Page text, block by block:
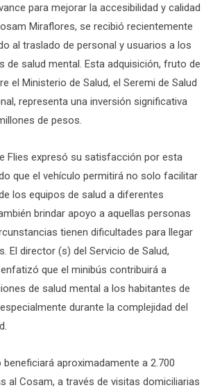
para mejorar la accesibilidad y calidad
Miraflores, se recibió recientemente
al traslado de personal y usuarios a los
de salud mental. Esta adquisición, fruto de
el Ministerio de Salud, el Seremi de Salud
representa una inversión significativa
de pesos.
Flies expresó su satisfacción por esta
que el vehículo permitirá no solo facilitar
los equipos de salud a diferentes
brindar apoyo a aquellas personas
tienen dificultades para llegar
El director (s) del Servicio de Salud,
que el minibús contribuirá a
de salud mental a los habitantes de
durante la complejidad del
aproximadamente a 2.700
al Cosam, a través de visitas domiciliarias